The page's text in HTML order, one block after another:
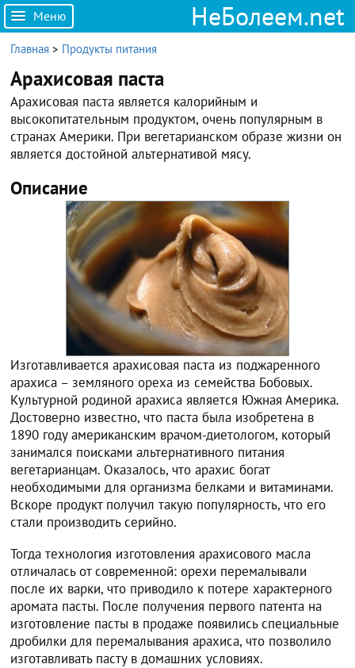
Меню НеБолеем.net
Главная > Продукты питания
Арахисовая паста
Арахисовая паста является калорийным и
высокопитательным продуктом, очень популярным в
странах Америки. При вегетарианском образе жизни он
является достойной альтернативой мясу.
Описание
Изготавливается арахисовая паста из поджаренного
арахиса – земляного ореха из семейства Бобовых.
Культурной родиной арахиса является Южная Америка.
Достоверно известно, что паста была изобретена в
1890 году американским врачом-диетологом, который
занимался поисками альтернативного питания
вегетарианцам. Оказалось, что арахис богат
необходимыми для организма белками и витаминами.
Вскоре продукт получил такую популярность, что его
стали производить серийно.
Тогда технология изготовления арахисового масла
отличалась от современной: орехи перемалывали
после их варки, что приводило к потере характерного
аромата пасты. После получения первого патента на
изготовление пасты в продаже появились специальные
дробилки для перемалывания арахиса, что позволило
изготавливать пасту в домашних условиях.